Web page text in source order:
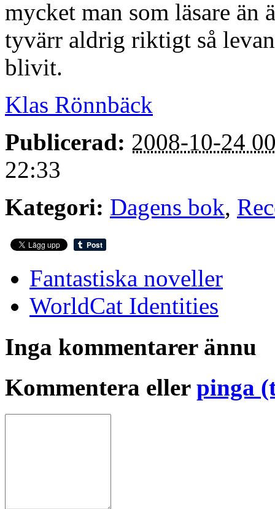
mycket man som läsare än
tyvärr aldrig riktigt så
blivit.
Klas Rönnbäck
Publicerad: 2008-10-24
22:33
Kategori: Dagens bok,
Fantastiska noveller
WorldCat Identities
Inga kommentarer ännu
Kommentera eller pinga